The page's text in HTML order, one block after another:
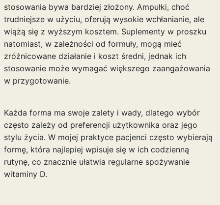
stosowania bywa bardziej złożony. Ampułki, choć
trudniejsze w użyciu, oferują wysokie wchłanianie, ale
wiążą się z wyższym kosztem. Suplementy w proszku
natomiast, w zależności od formuły, mogą mieć
zróżnicowane działanie i koszt średni, jednak ich
stosowanie może wymagać większego zaangażowania
w przygotowanie.
Każda forma ma swoje zalety i wady, dlatego wybór
często zależy od preferencji użytkownika oraz jego
stylu życia. W mojej praktyce pacjenci często wybierają
formę, która najlepiej wpisuje się w ich codzienną
rutynę, co znacznie ułatwia regularne spożywanie
witaminy D.